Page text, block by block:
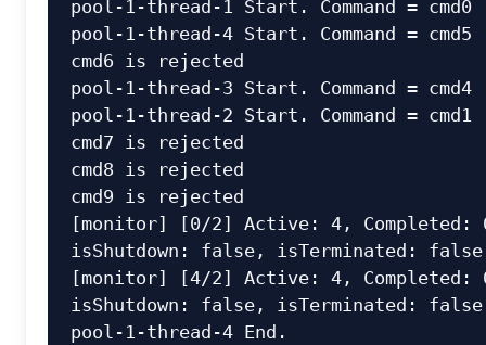
pool-1-thread-1 Start. Command = cmd0
pool-1-thread-4 Start. Command = cmd5
cmd6 is rejected
pool-1-thread-3 Start. Command = cmd4
pool-1-thread-2 Start. Command = cmd1
cmd7 is rejected
cmd8 is rejected
cmd9 is rejected
[monitor] [0/2] Active: 4, Completed:
isShutdown: false, isTerminated: false
[monitor] [4/2] Active: 4, Completed:
isShutdown: false, isTerminated: false
pool-1-thread-4 End.